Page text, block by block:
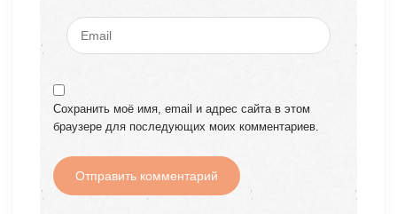
Сохранить моё имя, email и адрес сайта в этом
браузере для последующих моих комментариев.